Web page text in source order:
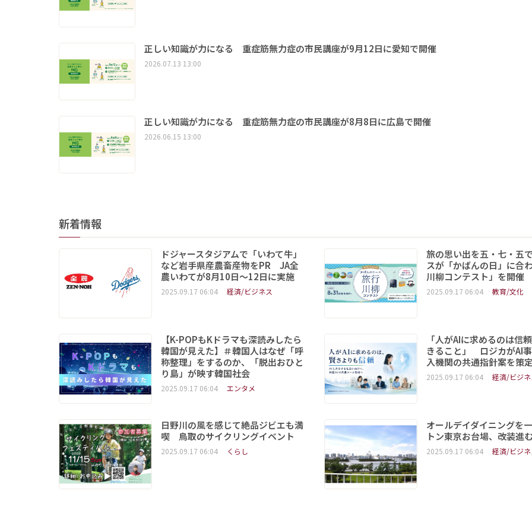
正しい知識が力になる 重症筋無力症の市民講座が9月12日に愛知で開催
2026.07.13 13:00
正しい知識が力になる 重症筋無力症の市民講座が8月8日に広島で開催
2026.06.15 13:00
新着情報
ドジャースタジアムで「いわて牛」
など岩手県産農畜産物をPR JA全
農いわてが8月10日～12日に実施
2025.09.17 06:04 経済/ビジネス
旅の思い出を五・七・五
スが「かばんの日」に合
川柳コンテスト」を開催
2025.09.17 06:04 教育/文化
【K-POPもKドラマも深読みしたら
韓国が見えた】＃韓国人はなぜ「呼
称整理」をするのか、「脱出おひと
り島」が映す韓国社会
2025.09.17 06:04 エンタメ
「人がAIに求めるのは信
きること」 ロジカがAI
入機関の共通指針案を策
2025.09.17 06:04 経済/ビジネ
日野川の風を感じて絶品ジビエも満
喫 鳥取のサイクリングイベント
2025.09.17 06:04 くらし
オールデイダイニングを
トン東京お台場、改装進
2025.09.17 06:04 経済/ビジネ